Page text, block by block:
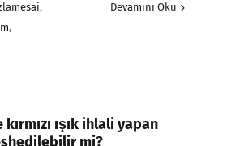
,
,
Devamını Oku
ışık ihlali yapan
mi?